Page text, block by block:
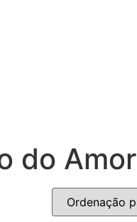
do Amor